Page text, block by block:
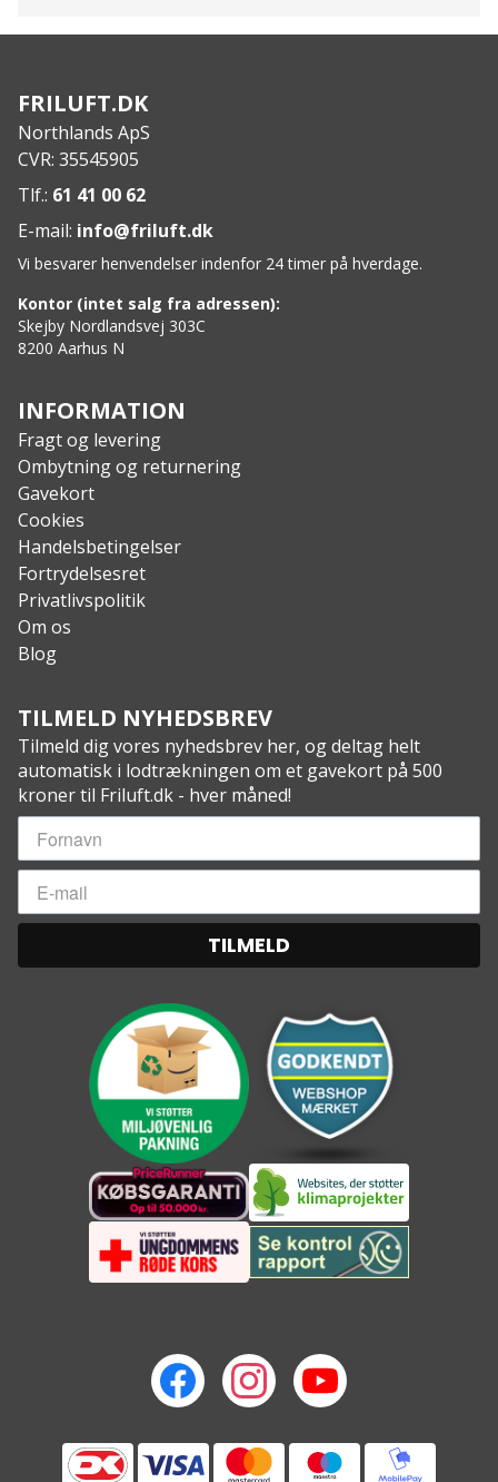
600 ml
FRILUFT.DK
Northlands ApS
CVR: 35545905
Tlf.: 61 41 00 62
E-mail: info@friluft.dk
Vi besvarer henvendelser indenfor 24 timer på hverdage.
Kontor (intet salg fra adressen):
Skejby Nordlandsvej 303C
8200 Aarhus N
INFORMATION
Fragt og levering
Ombytning og returnering
Gavekort
Cookies
Handelsbetingelser
Fortrydelsesret
Privatlivspolitik
Om os
Blog
TILMELD NYHEDSBREV
Tilmeld dig vores nyhedsbrev her, og deltag helt
automatisk i lodtrækningen om et gavekort på 500
kroner til Friluft.dk - hver måned!
TILMELD